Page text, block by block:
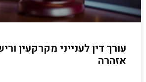
עורך דין לענייני מקרקעין
אזהרה